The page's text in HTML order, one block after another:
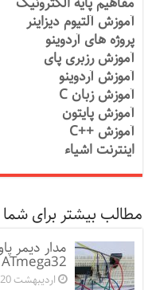
آموزش آلتیوم دیزاینر
پروژه های آردوینو
آموزش رزبری پای
آموزش آردوینو
آموزش زبان C
آموزش پایتون
آموزش ++C
اینترنت اشیاء
مطالب بیشتر برای شما
ATmega32
اردیبهشت 20, 1400